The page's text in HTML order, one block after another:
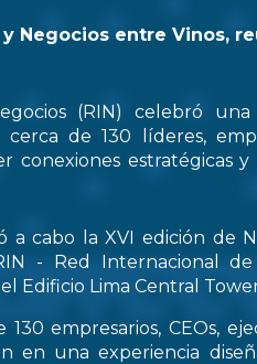
Negocios entre Vinos,
(RIN) celebró
cerca de 130 líderes,
conexiones estratégicas
a cabo la XVI edición de
- Red Internacional
Edificio Lima Central
empresarios, CEOs,
en una experiencia